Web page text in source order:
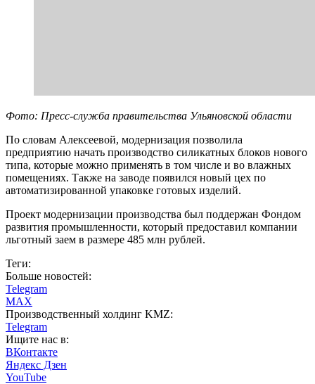
Фото: Пресс-служба правительства Ульяновской области
По словам Алексеевой, модернизация позволила
предприятию начать производство силикатных блоков нового
типа, которые можно применять в том числе и во влажных
помещениях. Также на заводе появился новый цех по
автоматизированной упаковке готовых изделий.
Проект модернизации производства был поддержан Фондом
развития промышленности, который предоставил компании
льготный заем в размере 485 млн рублей.
Теги:
Больше новостей:
Telegram
MAX
Производственный холдинг KMZ:
Telegram
Ищите нас в:
ВКонтакте
Яндекс Дзен
YouTube